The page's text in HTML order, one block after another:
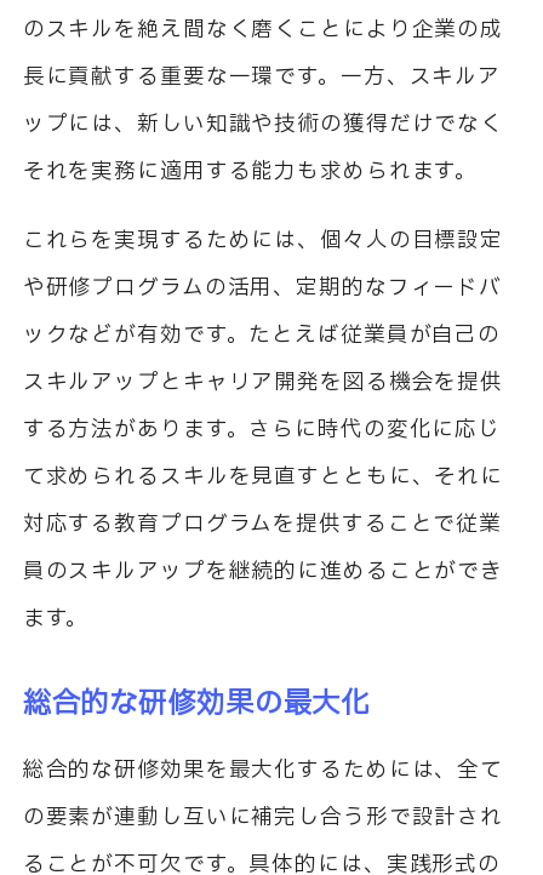
のスキルを絶え間なく磨くことにより企業の成
長に貢献する重要な一環です。一方、スキルア
ップには、新しい知識や技術の獲得だけでなく
それを実務に適用する能力も求められます。
これらを実現するためには、個々人の目標設定
や研修プログラムの活用、定期的なフィードバ
ックなどが有効です。たとえば従業員が自己の
スキルアップとキャリア開発を図る機会を提供
する方法があります。さらに時代の変化に応じ
て求められるスキルを見直すとともに、それに
対応する教育プログラムを提供することで従業
員のスキルアップを継続的に進めることができ
ます。
総合的な研修効果の最大化
総合的な研修効果を最大化するためには、全て
の要素が連動し互いに補完し合う形で設計され
ることが不可欠です。具体的には、実践形式の